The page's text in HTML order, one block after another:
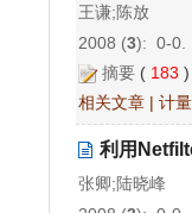
王谦;陈放
2008 (3): 0-0.
摘要 ( 183
相关文章 | 计
利用
张卿;陆晓峰